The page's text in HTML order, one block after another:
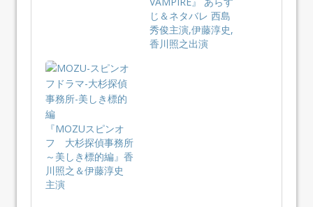
じ＆ネタバレ 西島
秀俊主演,伊藤淳史,
香川照之出演
『MOZUスピンオ
フ 大杉探偵事務所
～美しき標的編』香
川照之＆伊藤淳史
主演